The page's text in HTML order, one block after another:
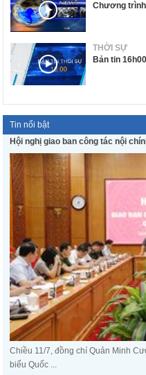
Chương
THỜI SỰ
Bản tin
Tin nổi bật
Hội nghị giao ban công tác nội
Chiều 11/7, đồng chí Quản Minh
biểu Quốc ...